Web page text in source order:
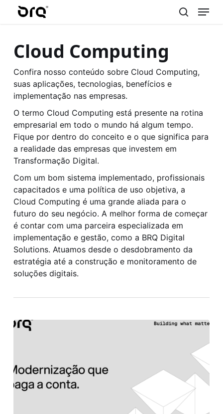
content
Menu
Cloud Computing
Confira nosso conteúdo sobre Cloud Computing,
suas aplicações, tecnologias, benefícios e
implementação nas empresas.
O termo Cloud Computing está presente na rotina
empresarial em todo o mundo há algum tempo.
Fique por dentro do conceito e o que significa para
a realidade das empresas que investem em
Transformação Digital.
Com um bom sistema implementado, profissionais
capacitados e uma política de uso objetiva, a
Cloud Computing é uma grande aliada para o
futuro do seu negócio. A melhor forma de começar
é contar com uma parceira especializada em
implementação e gestão, como a BRQ Digital
Solutions. Atuamos desde o desdobramento da
estratégia até a construção e monitoramento de
soluções digitais.